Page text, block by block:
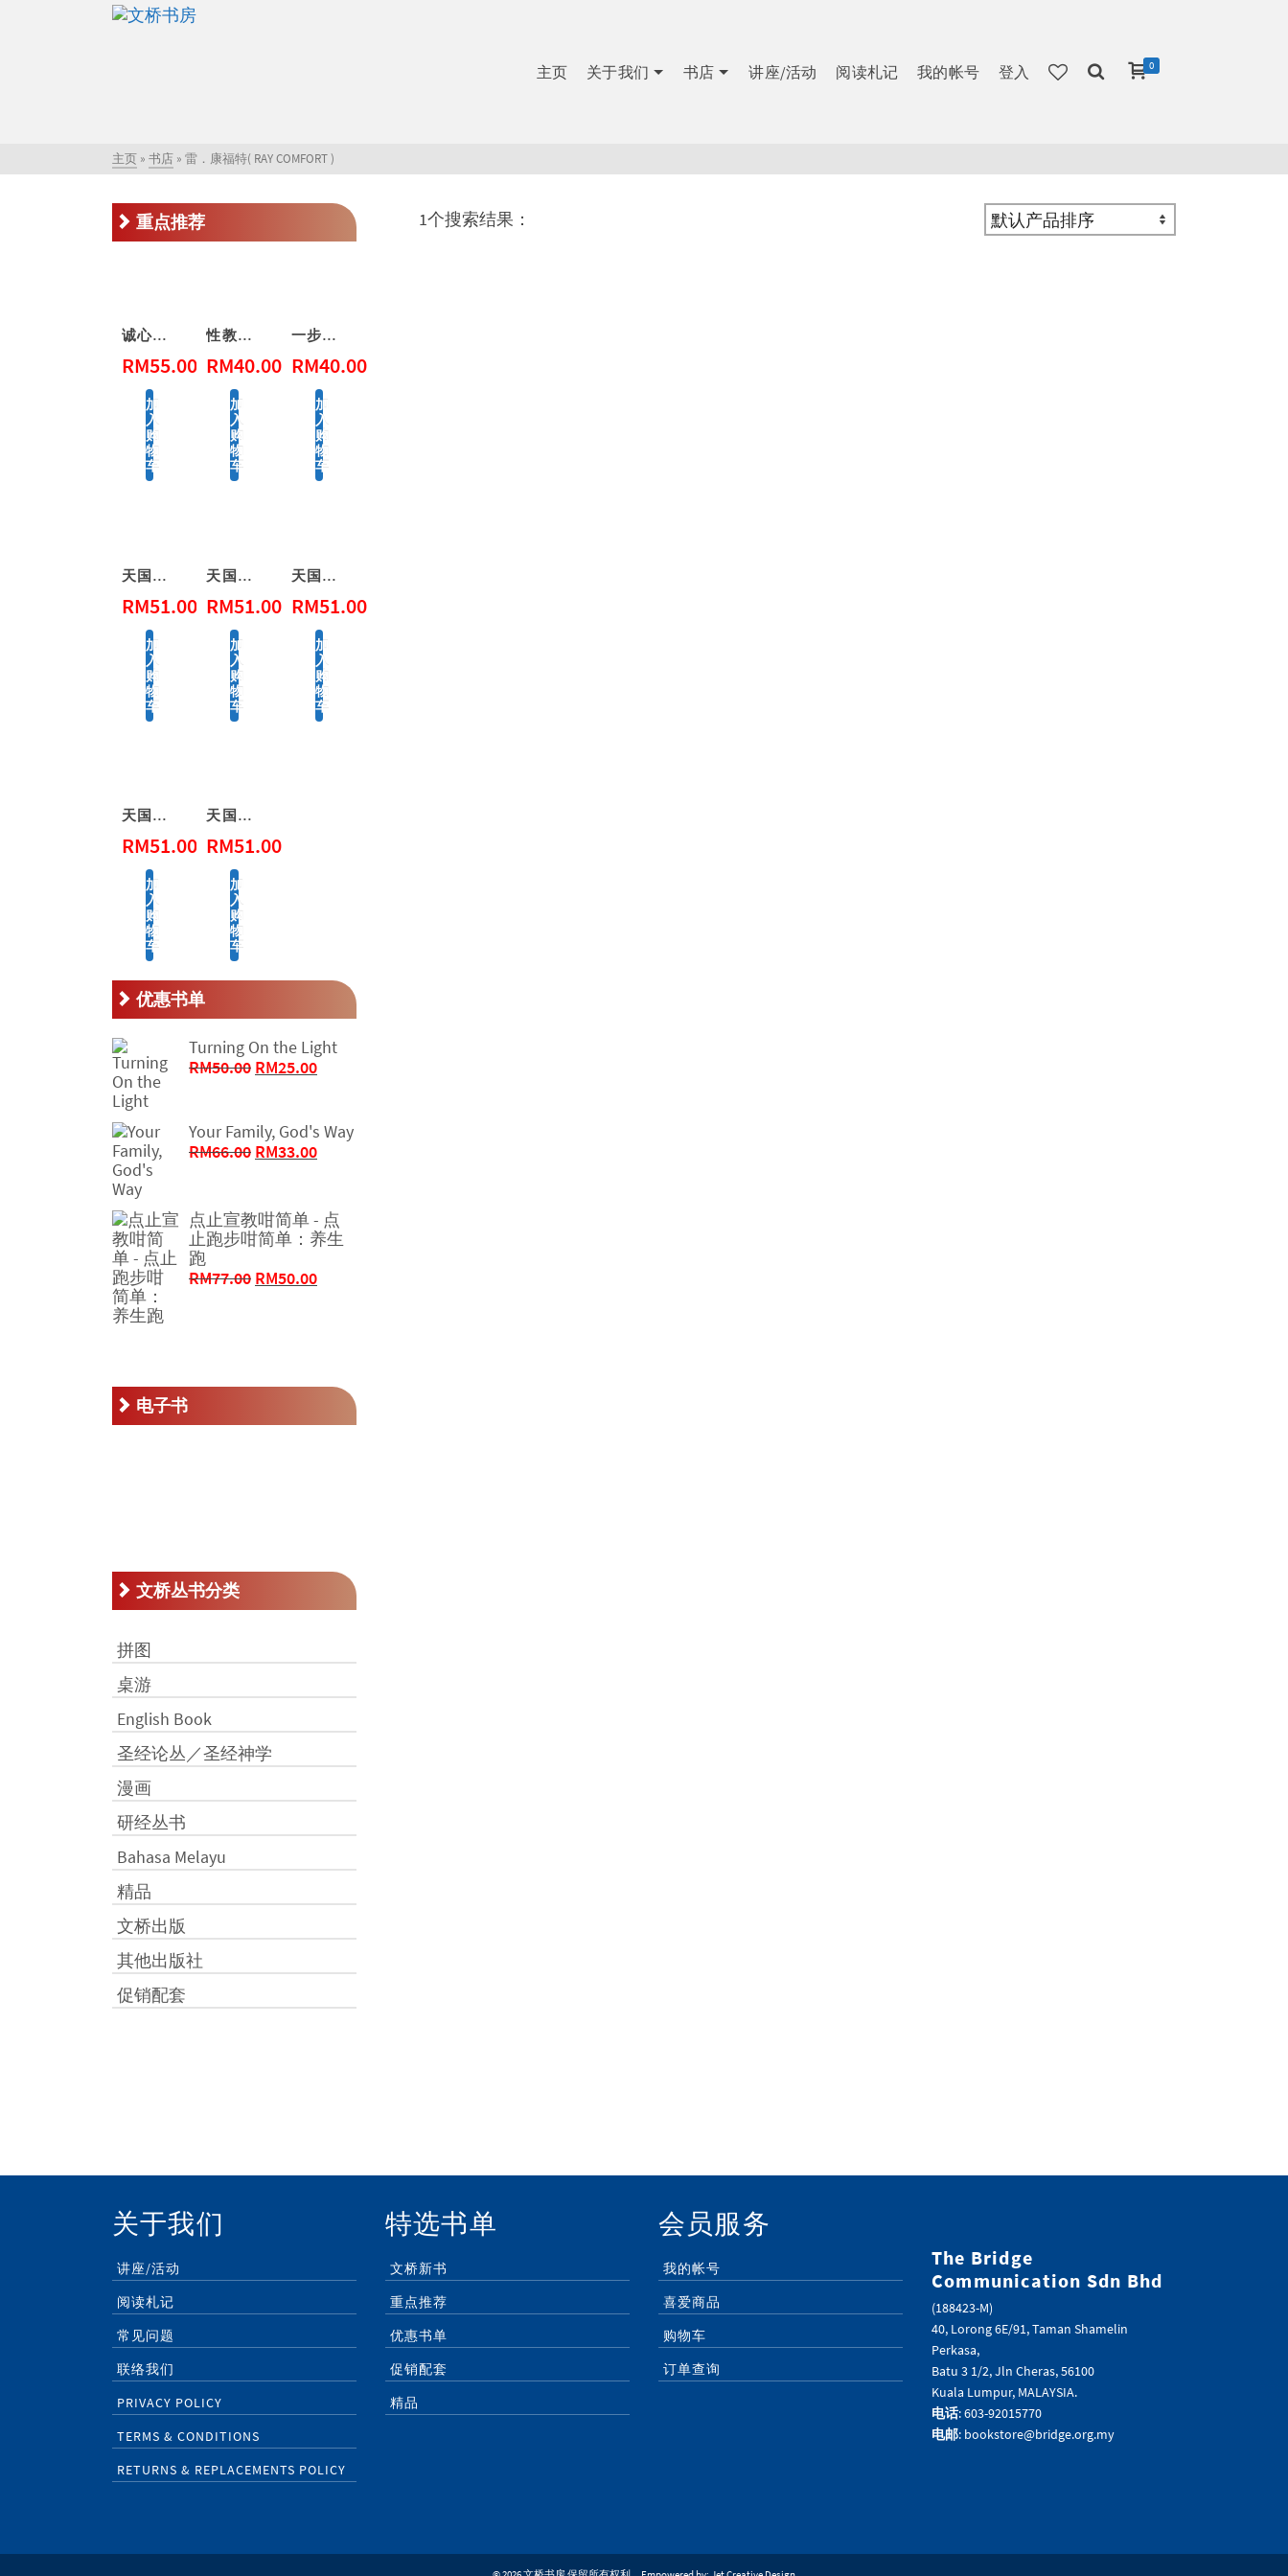
主页 关于我们 书店 讲座/活动 阅读札记 我的帐号 登入 0
主页 » 书店 » 雷．康福特( RAY COMFORT )
1个搜索结果：
重点推荐
诚心学道
RM55.00
加
入
购
物
车
性教育，别害羞！ Don’t Be Shy: A Friendly Guide to Sex Education
RM40.00
加
入
购
物
车
一步一步看会幕 Exploring the Tabernacle Step by Step
RM40.00
加
入
购
物
车
天国的童话系列 – 大熊爵士开新店
RM51.00
加
入
购
物
车
天国的童话系列 – 大熊爵士的蜂蜜屋
RM51.00
加
入
购
物
车
天国的童话系列 – 山姆大王的宴会
RM51.00
加
入
购
物
车
天国的童话系列 – 河狸太太伸冤
RM51.00
加
入
购
物
车
天国的童话系列 – 阿尼和他的邻居
RM51.00
加
入
购
物
车
优惠书单
Turning On the Light
RM50.00 原
RM50.00。
RM25.00当
格
为：
Your Family, God's Way
RM66.00 原
RM66.00。
RM33.00当
格
为：
点止宣教咁简单 - 点
止跑步咁简单：养生
跑
RM77.00 原
RM50.00当
RM50.00。
电子书
文桥丛书分类
拼图
桌游
English Book
圣经论丛／圣经神学
漫画
研经丛书
Bahasa Melayu
精品
文桥出版
其他出版社
促销配套
关于我们
讲座/活动
阅读札记
常见问题
联络我们
PRIVACY POLICY
TERMS & CONDITIONS
RETURNS & REPLACEMENTS POLICY
特选书单
文桥新书
重点推荐
优惠书单
促销配套
精品
会员服务
我的帐号
喜爱商品
购物车
订单查询
The Bridge
Communication Sdn Bhd
(188423-M)
40, Lorong 6E/91, Taman Shamelin
Perkasa,
Batu 3 1/2, Jln Cheras, 56100
Kuala Lumpur, MALAYSIA.
电话: 603-92015770
电邮: bookstore@bridge.org.my